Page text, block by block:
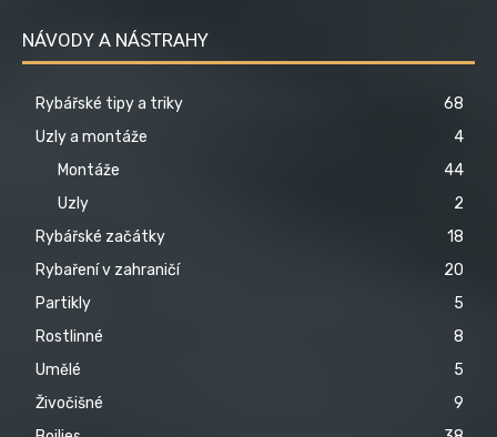
NÁVODY A NÁSTRAHY
Rybářské tipy a triky
68
Uzly a montáže
4
Montáže
44
Uzly
2
Rybářské začátky
18
Rybaření v zahraničí
20
Partikly
5
Rostlinné
8
Umělé
5
Živočišné
9